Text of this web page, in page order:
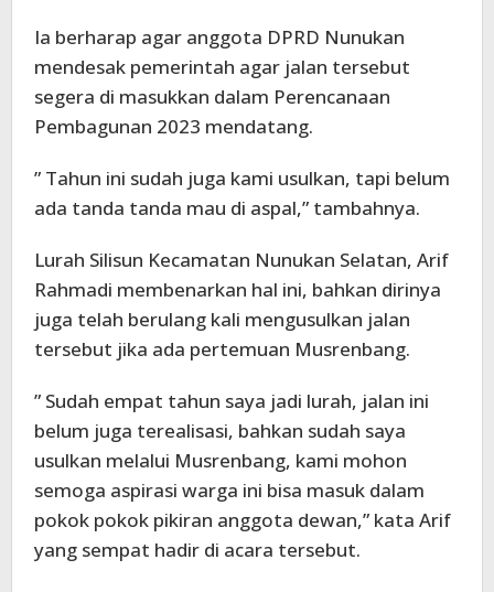
Ia berharap agar anggota DPRD Nunukan
mendesak pemerintah agar jalan tersebut
segera di masukkan dalam Perencanaan
Pembagunan 2023 mendatang.
” Tahun ini sudah juga kami usulkan, tapi belum
ada tanda tanda mau di aspal,” tambahnya.
Lurah Silisun Kecamatan Nunukan Selatan, Arif
Rahmadi membenarkan hal ini, bahkan dirinya
juga telah berulang kali mengusulkan jalan
tersebut jika ada pertemuan Musrenbang.
” Sudah empat tahun saya jadi lurah, jalan ini
belum juga terealisasi, bahkan sudah saya
usulkan melalui Musrenbang, kami mohon
semoga aspirasi warga ini bisa masuk dalam
pokok pokok pikiran anggota dewan,” kata Arif
yang sempat hadir di acara tersebut.